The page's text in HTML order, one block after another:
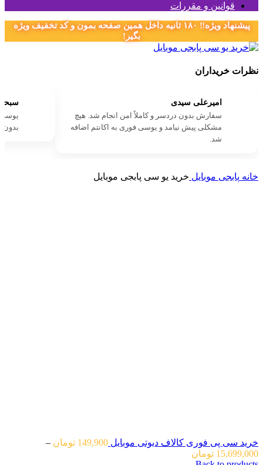
قوانین و مقررات
پیشنهاد ویژه‼️ ۱۸۰ ثانیه داخل همین صفحه بمون و کد تخفیف ویژه
بگیر!
نظرات خریداران
امیرعلی سیدی
سفارش بدون دردسر و کاملاً امن انجام شد. هیچ
مشکلی پیش نیامد و یو‌سی فوری به اکانتم اضافه
شد.
یو‌سی
بدون
خانه پابجی موبایل خرید یو سی پابجی موبایل
خرید سی پی فوری کالاف دیوتی موبایل 149,900 تومان –
15,699,000 تومان